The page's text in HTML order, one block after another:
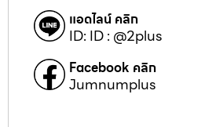
แอดไลน์ คลิก
ID: ID : @2plus
Facebook คลิก
Jumnumplus